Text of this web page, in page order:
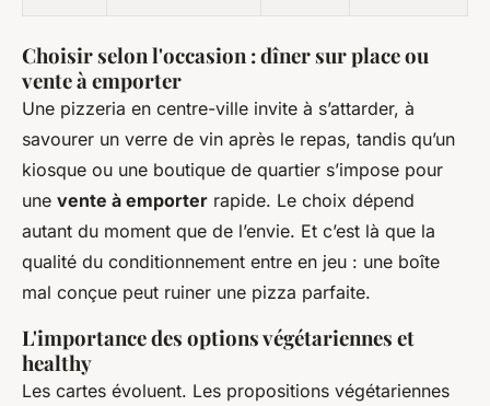
Choisir selon l'occasion : dîner sur place ou
vente à emporter
Une pizzeria en centre-ville invite à s’attarder, à
savourer un verre de vin après le repas, tandis qu’un
kiosque ou une boutique de quartier s’impose pour
une vente à emporter rapide. Le choix dépend
autant du moment que de l’envie. Et c’est là que la
qualité du conditionnement entre en jeu : une boîte
mal conçue peut ruiner une pizza parfaite.
L'importance des options végétariennes et
healthy
Les cartes évoluent. Les propositions végétariennes